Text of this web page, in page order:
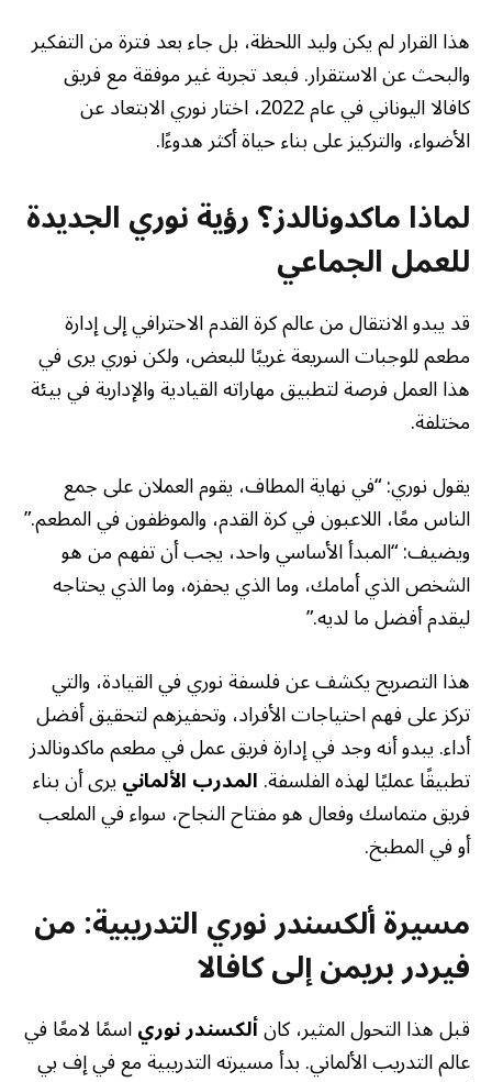
هذا القرار لم يكن وليد اللحظة، بل جاء بعد فترة من التفكير
والبحث عن الاستقرار. فبعد تجربة غير موفقة مع فريق
كافالا اليوناني في عام 2022، اختار نوري الابتعاد عن
الأضواء، والتركيز على بناء حياة أكثر هدوءًا.
لماذا ماكدونالدز؟ رؤية نوري الجديدة
للعمل الجماعي
قد يبدو الانتقال من عالم كرة القدم الاحترافي إلى إدارة
مطعم للوجبات السريعة غريبًا للبعض، ولكن نوري يرى في
هذا العمل فرصة لتطبيق مهاراته القيادية والإدارية في بيئة
مختلفة.
يقول نوري: “في نهاية المطاف، يقوم العملان على جمع
الناس معًا، اللاعبون في كرة القدم، والموظفون في المطعم.”
ويضيف: “المبدأ الأساسي واحد، يجب أن تفهم من هو
الشخص الذي أمامك، وما الذي يحفزه، وما الذي يحتاجه
ليقدم أفضل ما لديه.”
هذا التصريح يكشف عن فلسفة نوري في القيادة، والتي
تركز على فهم احتياجات الأفراد، وتحفيزهم لتحقيق أفضل
أداء. يبدو أنه وجد في إدارة فريق عمل في مطعم ماكدونالدز
تطبيقًا عمليًا لهذه الفلسفة.المدرب الألمانييرى أن بناء
فريق متماسك وفعال هو مفتاح النجاح، سواء في الملعب
أو في المطبخ.
مسيرة ألكسندر نوري التدريبية: من
فيردر بريمن إلى كافالا
قبل هذا التحول المثير، كانألكسندر نورياسمًا لامعًا في
عالم التدريب الألماني. بدأ مسيرته التدريبية مع في إف بي